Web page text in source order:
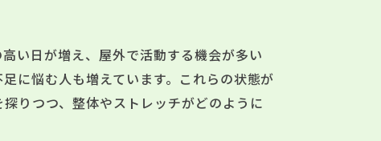
い日が増え、屋外で活動する機会が多い
に悩む人も増えています。これらの状態が
りつつ、整体やストレッチがどのように